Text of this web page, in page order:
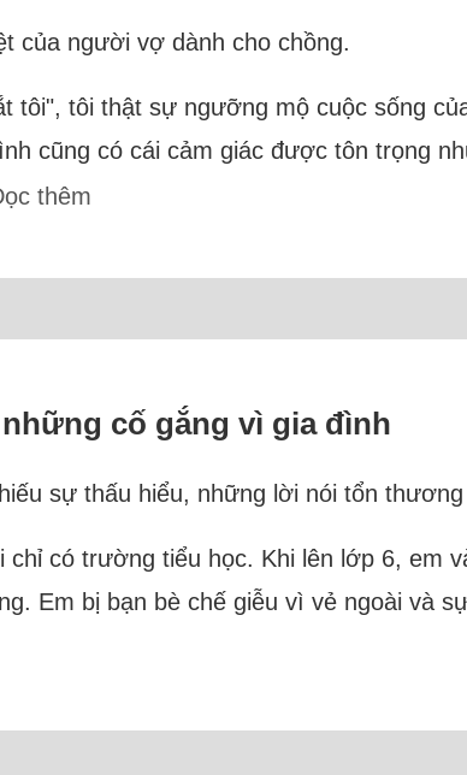
của người vợ dành cho chồng.
tôi", tôi thật sự ngưỡng mộ cuộc sống
cũng có cái cảm giác được tôn trọng
thêm
cố gắng vì gia đình
sự thấu hiểu, những lời nói tổn
có trường tiểu học. Khi lên lớp 6, em
Em bị bạn bè chế giễu vì vẻ ngoài và